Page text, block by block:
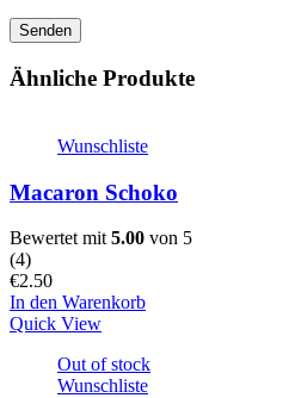
Ähnliche Produkte
Wunschliste
Macaron Schoko
Bewertet mit 5.00 von 5
(4)
€2.50
In den Warenkorb
Quick View
Out of stock
Wunschliste